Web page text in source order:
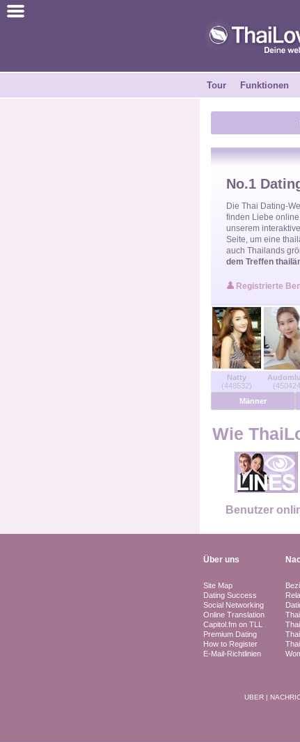
ไทย
Kostenlos anmelden
Tour Funktionen
No.1
Die Thai Dating-
finden Liebe
unserem
Seite, um eine
auch Thailands
dem Treffen
Registrierte
Natty
(448532)
Männer
Wie
Benutzer
Über uns
Site Map
Dating Success
Social Networking
Online Translation
Capitol.fm on TLL
Premium Dating
How to Register
E-Mail-Richtlinien
UBER |